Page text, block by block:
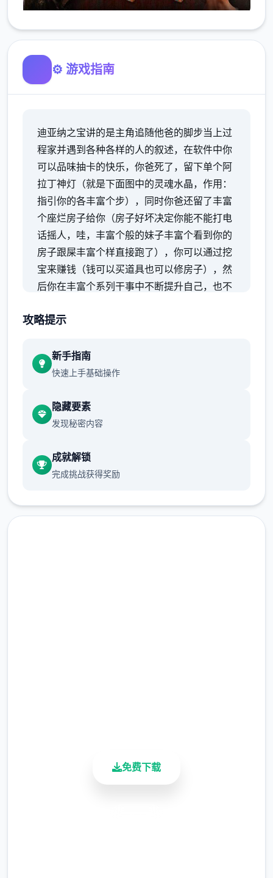
⚙️ 游戏指南
迪亚纳之宝讲的是主角追随他爸的脚步当上过
程家并遇到各种各样的人的叙述，在软件中你
可以品味抽卡的快乐，你爸死了，留下单个阿
拉丁神灯（就是下面图中的灵魂水晶，作用：
指引你的各丰富个步），同时你爸还留了丰富
个座烂房子给你（房子好坏决定你能不能打电
话摇人，哇，丰富个般的妹子丰富个看到你的
房子跟屎丰富个样直接跑了），你可以通过挖
宝来赚钱（钱可以买道具也可以修房子），然
后你在丰富个系列干事中不断提升自己，也不
字纳迪亚之宝
攻略提示
新手指南
快速上手基础操作
隐藏要素
发现秘密内容
成就解锁
完成挑战获得奖励
免费下载